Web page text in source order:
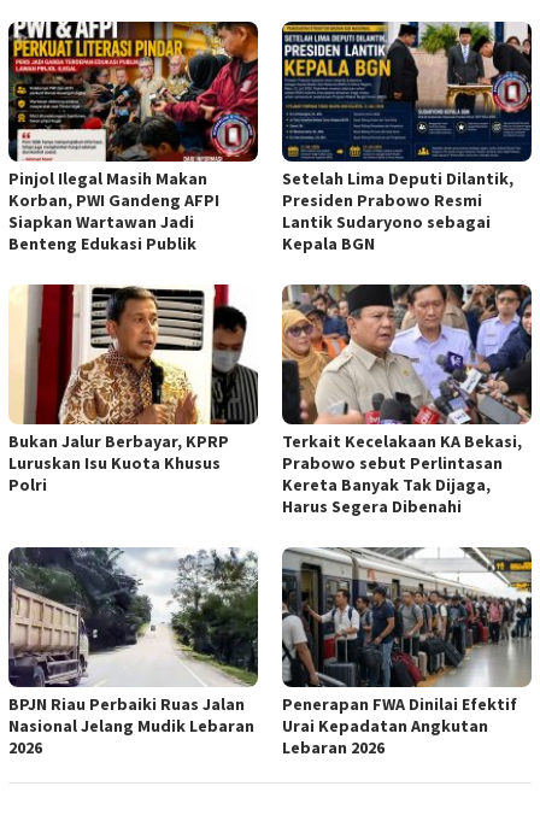
Pinjol Ilegal Masih Makan
Korban, PWI Gandeng AFPI
Siapkan Wartawan Jadi
Benteng Edukasi Publik
Setelah Lima Deputi Dilantik,
Presiden Prabowo Resmi
Lantik Sudaryono sebagai
Kepala BGN
Bukan Jalur Berbayar, KPRP
Luruskan Isu Kuota Khusus
Polri
Terkait Kecelakaan KA Bekasi,
Prabowo sebut Perlintasan
Kereta Banyak Tak Dijaga,
Harus Segera Dibenahi
BPJN Riau Perbaiki Ruas Jalan
Nasional Jelang Mudik Lebaran
2026
Penerapan FWA Dinilai Efektif
Urai Kepadatan Angkutan
Lebaran 2026